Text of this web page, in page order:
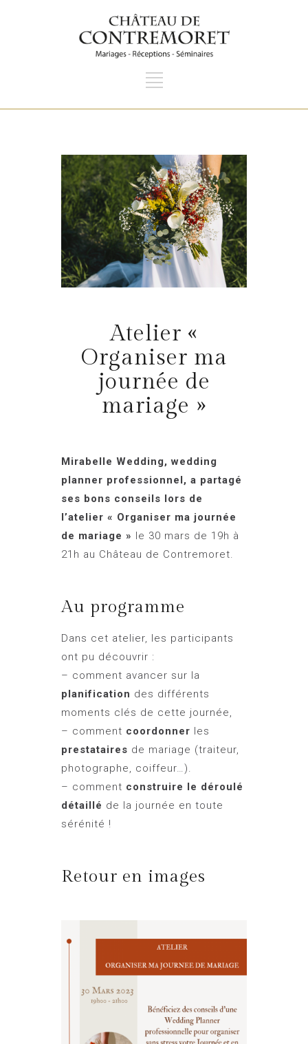
Atelier «
Organiser ma
journée de
mariage »
Mirabelle Wedding, wedding
planner professionnel, a partagé
ses bons conseils lors de
l’atelier « Organiser ma journée
de mariage » le 30 mars de 19h à
21h au Château de Contremoret.
Au programme
Dans cet atelier, les participants
ont pu découvrir :
– comment avancer sur la
planification des différents
moments clés de cette journée,
– comment coordonner les
prestataires de mariage (traiteur,
photographe, coiffeur…).
– comment construire le déroulé
détaillé de la journée en toute
sérénité !
Retour en images